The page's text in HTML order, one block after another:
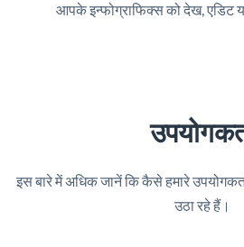
आपके इन्फोग्राफिक्स को देख, एडिट
इस बारे में अधिक जानें कि कैसे हमारे
उठा रहे हैं।